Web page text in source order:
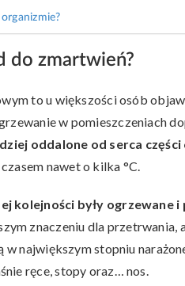
do zmartwień?
to u większości osób
w pomieszczeniach
oddalone od serca części
czasem nawet o kilka °C.
kolejności były ogrzewane
znaczeniu dla przetrwania,
największym stopniu
ręce, stopy oraz… nos.